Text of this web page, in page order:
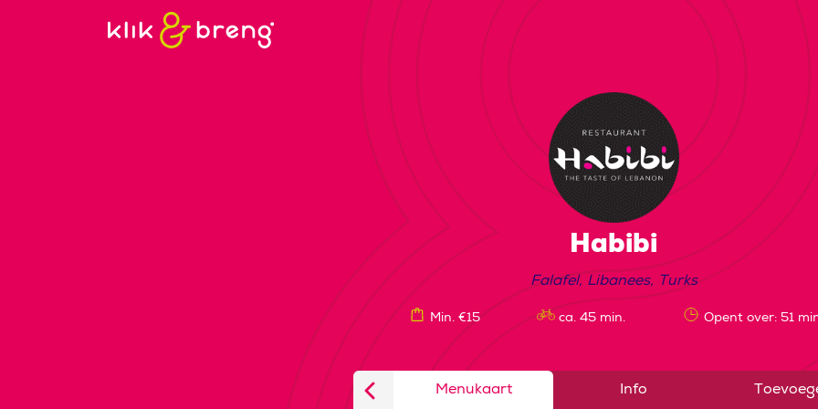
Habibi
Falafel, Libanees, Turks
Min. €15 ca. 45 min. Opent over: 51
Menukaart Info